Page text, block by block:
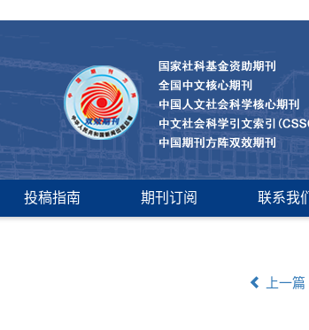
投稿指南 期刊订阅 联系我们
上一篇